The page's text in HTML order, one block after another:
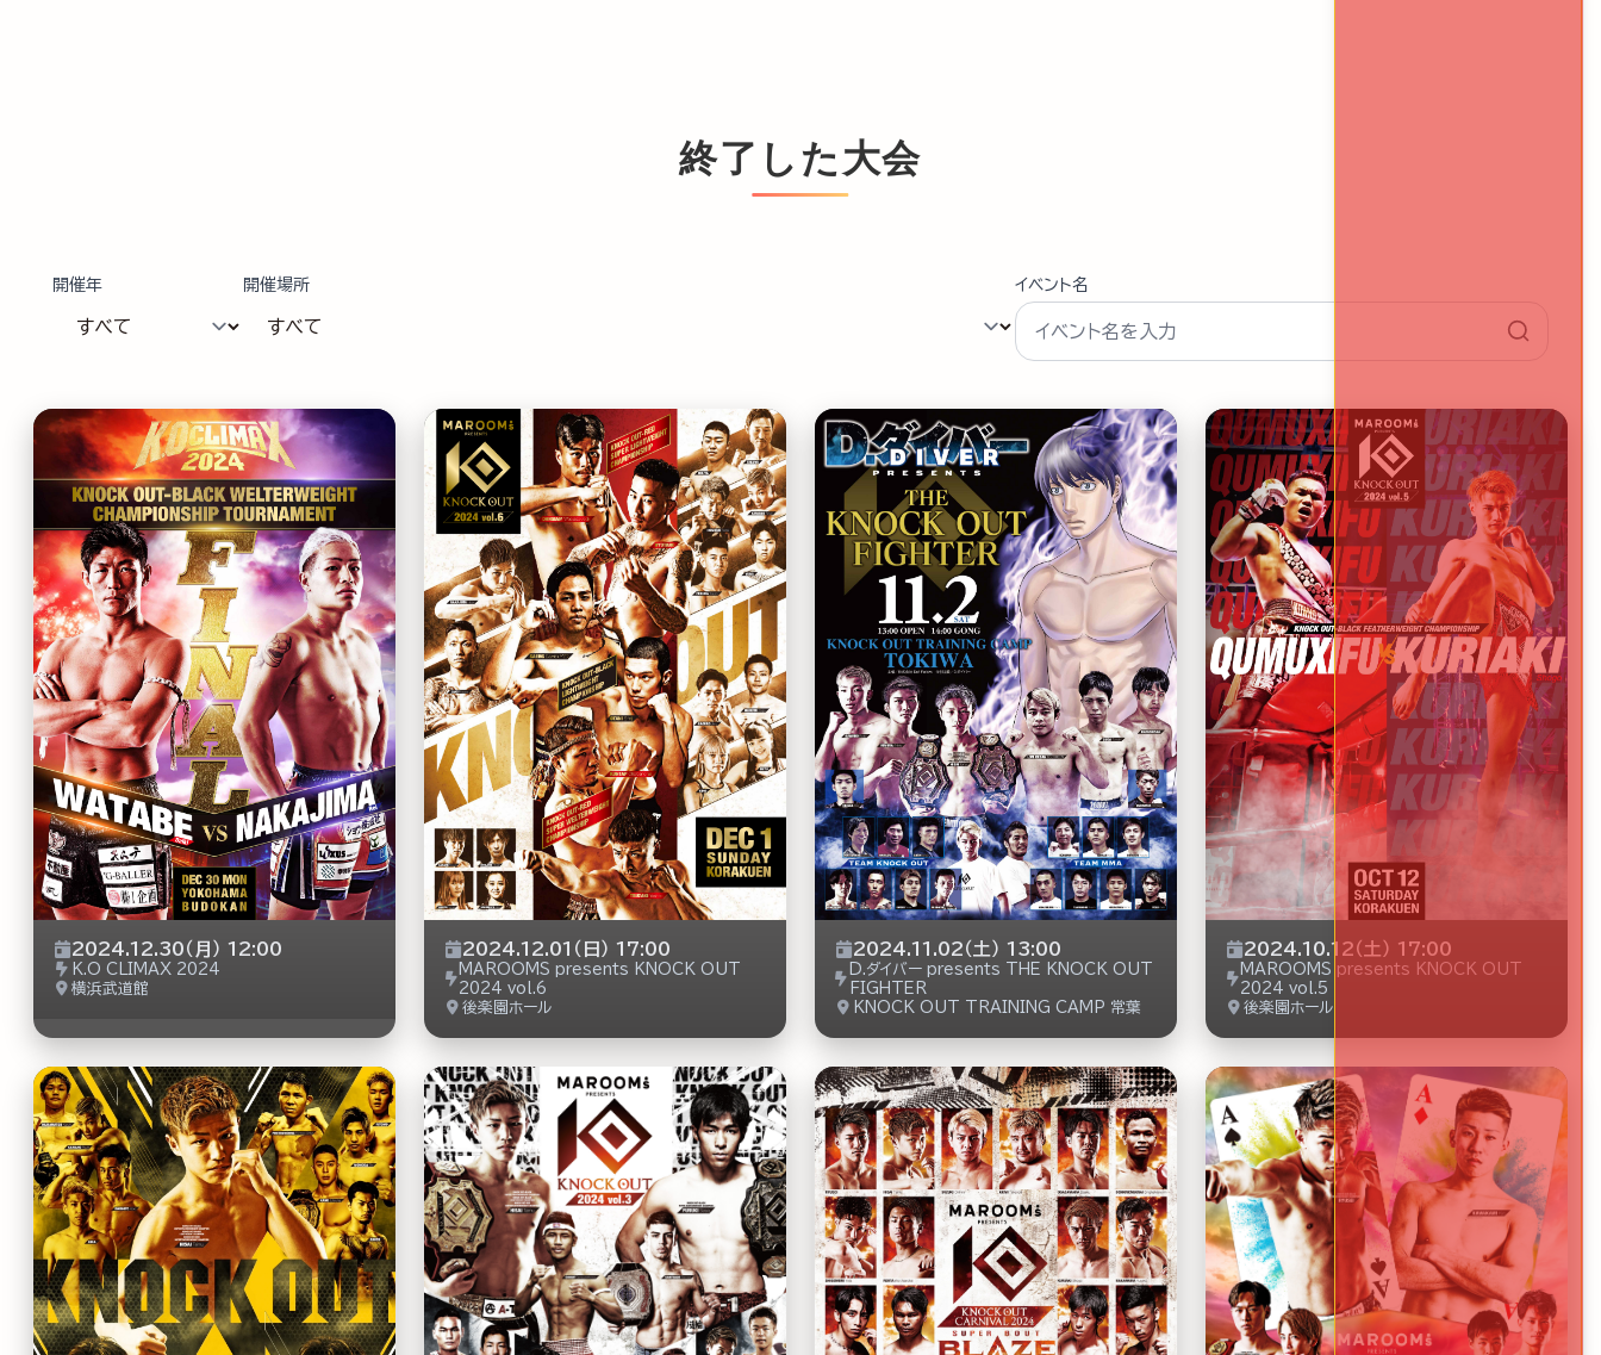
終了した大会
開催年 開催場所 イベント名
2024.12.30（月） 12:00
K.O CLIMAX 2024
横浜武道館
2024.12.01（日） 17:00
MAROOMS presents KNOCK OUT
2024 vol.6
後楽園ホール
2024.11.02（土） 13:00
D.ダイバー presents THE KNOCK OUT
FIGHTER
KNOCK OUT TRAINING CAMP 常葉
2024.10.12（土） 17:00
MAROOMS presents KNOCK OUT
2024 vol.5
後楽園ホール